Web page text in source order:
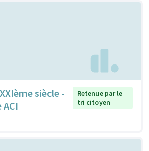
siècle -
Retenue par le
tri citoyen